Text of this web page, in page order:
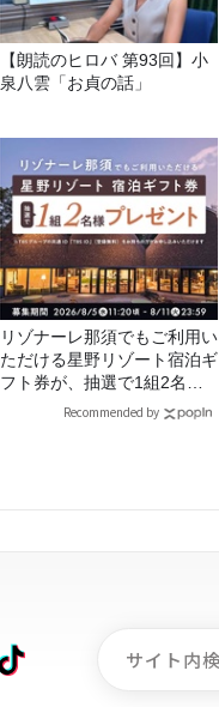
【朗読のヒロバ 第93回】小
泉八雲「お貞の話」
リゾナーレ那須でもご利用い
ただける星野リゾート宿泊ギ
フト券が、抽選で1組2名様
にプレゼント！Recommended by